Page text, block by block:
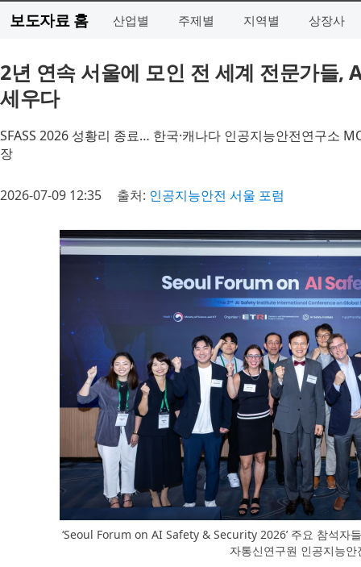
보도자료 홈 산업별 주제별 지역별 상장사
2년 연속 서울에 모인 전 세계 전문가들,
세우다
SFASS 2026 성황리 종료… 한국·캐나다 인공지능안전연구소
장
2026-07-09 12:35 출처: 인공지능안전 서울 포럼
‘Seoul Forum on AI Safety & Security 2026’ 주요 참석자
자통신연구원 인공지능안